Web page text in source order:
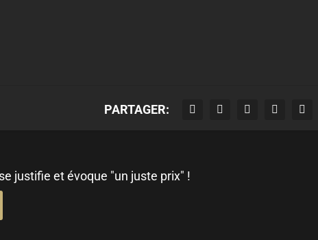
PARTAGER:
justifie et évoque "un juste prix" !